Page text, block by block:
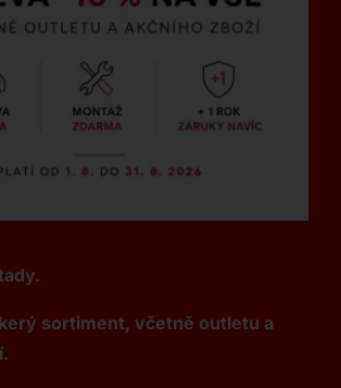
sortiment, včetně outletu a